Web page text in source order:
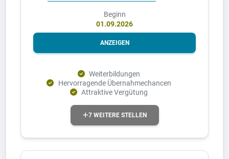
Beginn
01.09.2026
ANZEIGEN
Weiterbildungen
Hervorragende Übernahmechancen
Attraktive Vergütung
7 WEITERE STELLEN